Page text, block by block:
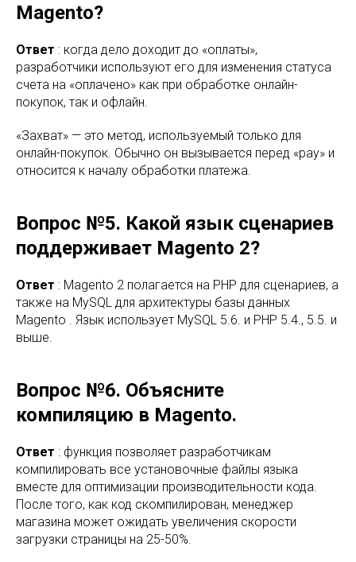
Magento?
Ответ : когда дело доходит до «оплаты»,
разработчики используют его для изменения статуса
счета на «оплачено» как при обработке онлайн-
покупок, так и офлайн.
«Захват» — это метод, используемый только для
онлайн-покупок. Обычно он вызывается перед «pay» и
относится к началу обработки платежа.
Вопрос №5. Какой язык сценариев
поддерживает Magento 2?
Ответ : Magento 2 полагается на PHP для сценариев, а
также на MySQL для архитектуры базы данных
Magento . Язык использует MySQL 5.6. и PHP 5.4., 5.5. и
выше.
Вопрос №6. Объясните
компиляцию в Magento.
Ответ : функция позволяет разработчикам
компилировать все установочные файлы языка
вместе для оптимизации производительности кода.
После того, как код скомпилирован, менеджер
магазина может ожидать увеличения скорости
загрузки страницы на 25-50%.